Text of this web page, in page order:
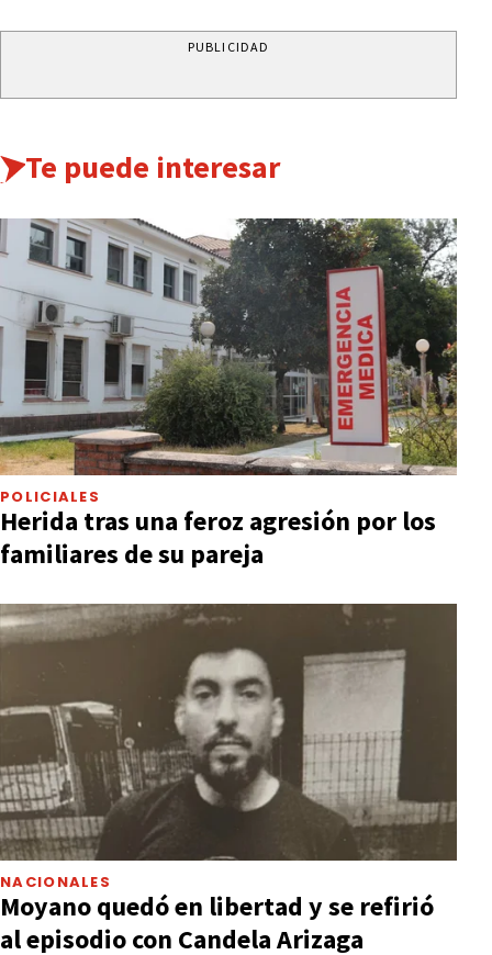
PUBLICIDAD
Te puede interesar
POLICIALES
Herida tras una feroz agresión por los
familiares de su pareja
NACIONALES
Moyano quedó en libertad y se refirió
al episodio con Candela Arizaga